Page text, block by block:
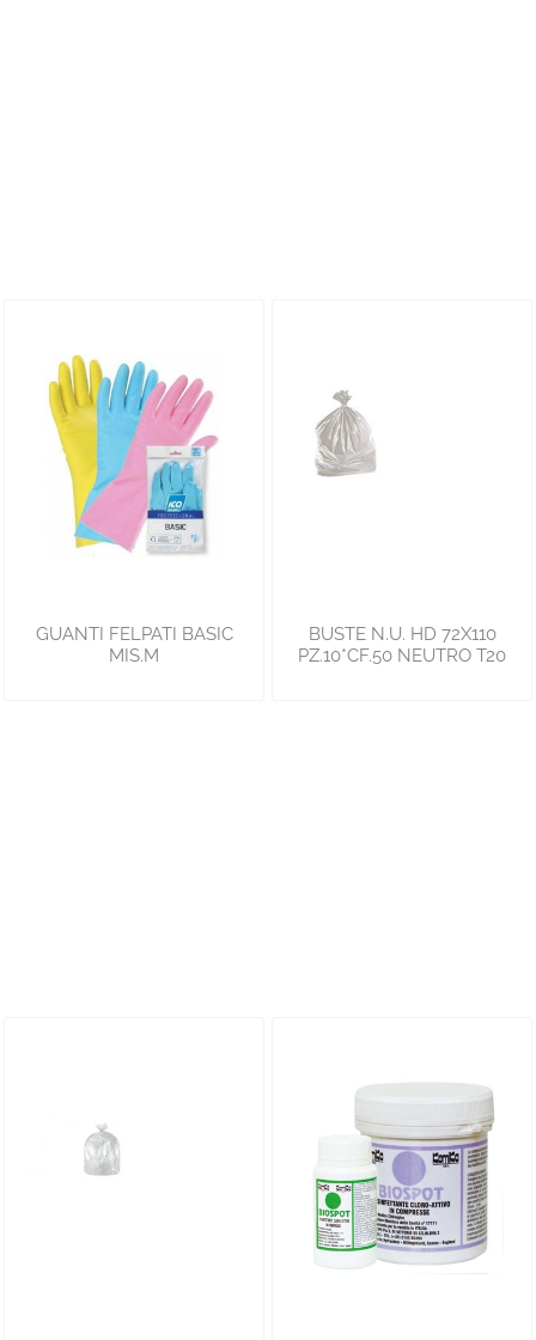
GUANTI FELPATI BASIC
MIS.M
BUSTE N.U. HD 72X110
PZ.10*CF.50 NEUTRO T20